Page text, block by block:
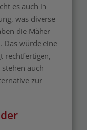
es auch in
was diverse
die Mäher
Das würde eine
rechtfertigen,
auch
zur